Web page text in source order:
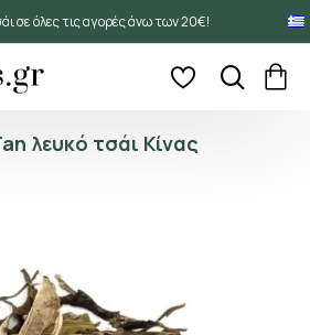
σε όλες τις αγορές άνω των 20€!
λευκό τσάι Κίνας